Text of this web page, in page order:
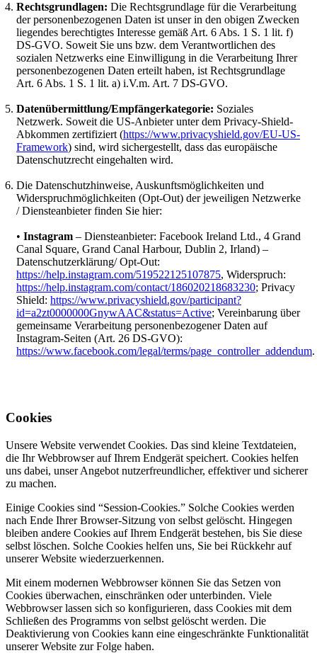
Rechtsgrundlagen: Die Rechtsgrundlage für die Verarbeitung
der personenbezogenen Daten ist unser in den obigen Zwecken
liegendes berechtigtes Interesse gemäß Art. 6 Abs. 1 S. 1 lit. f)
DS-GVO. Soweit Sie uns bzw. dem Verantwortlichen des
sozialen Netzwerks eine Einwilligung in die Verarbeitung Ihrer
personenbezogenen Daten erteilt haben, ist Rechtsgrundlage
Art. 6 Abs. 1 S. 1 lit. a) i.V.m. Art. 7 DS-GVO.
Datenübermittlung/Empfängerkategorie: Soziales
Netzwerk. Soweit die US-Anbieter unter dem Privacy-Shield-
Abkommen zertifiziert (https://www.privacyshield.gov/EU-US-
Framework) sind, wird sichergestellt, dass das europäische
Datenschutzrecht eingehalten wird.
Die Datenschutzhinweise, Auskunftsmöglichkeiten und
Widerspruchmöglichkeiten (Opt-Out) der jeweiligen Netzwerke
/ Diensteanbieter finden Sie hier:
• Instagram – Diensteanbieter: Facebook Ireland Ltd., 4 Grand
Canal Square, Grand Canal Harbour, Dublin 2, Irland) –
Datenschutzerklärung/ Opt-Out:
https://help.instagram.com/519522125107875, Widerspruch:
https://help.instagram.com/contact/186020218683230; Privacy
Shield: https://www.privacyshield.gov/participant?
id=a2zt0000000GnywAAC&status=Active; Vereinbarung über
gemeinsame Verarbeitung personenbezogener Daten auf
Instagram-Seiten (Art. 26 DS-GVO):
https://www.facebook.com/legal/terms/page_controller_addendum.
Cookies
Unsere Website verwendet Cookies. Das sind kleine Textdateien,
die Ihr Webbrowser auf Ihrem Endgerät speichert. Cookies helfen
uns dabei, unser Angebot nutzerfreundlicher, effektiver und sicherer
zu machen.
Einige Cookies sind “Session-Cookies.” Solche Cookies werden
nach Ende Ihrer Browser-Sitzung von selbst gelöscht. Hingegen
bleiben andere Cookies auf Ihrem Endgerät bestehen, bis Sie diese
selbst löschen. Solche Cookies helfen uns, Sie bei Rückkehr auf
unserer Website wiederzuerkennen.
Mit einem modernen Webbrowser können Sie das Setzen von
Cookies überwachen, einschränken oder unterbinden. Viele
Webbrowser lassen sich so konfigurieren, dass Cookies mit dem
Schließen des Programms von selbst gelöscht werden. Die
Deaktivierung von Cookies kann eine eingeschränkte Funktionalität
unserer Website zur Folge haben.